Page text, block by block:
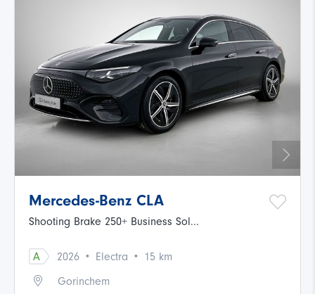
Mercedes-Benz CLA
Shooting Brake 250+ Business Sol...
A 2026 · Electra ·
15 km
Gorinchem